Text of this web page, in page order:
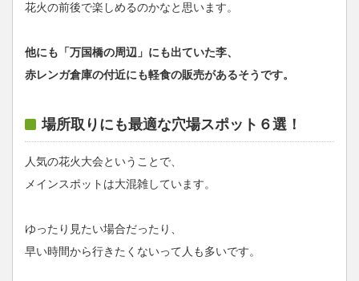
花火の前後で楽しめるのかなと思います。
他にも「万国橋の周辺」にも出ていた李、
赤レンガ倉庫の付近にも軽食の販売があるそうです。
場所取りにも最適な穴場スポット６選！
人気の花火大会ということで、
メインスポットは大混雑しています。
ゆったり見たい場合だったり、
早い時間から行きたくないって人も多いです。